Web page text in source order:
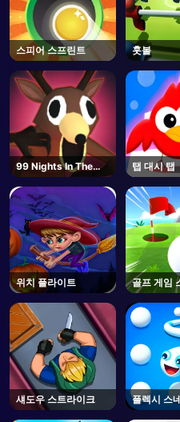
스피어 스프린트 훗볼
99 Nights In The
Forest - Unblocked
Online Game
탭 대시 탭
위치 플라이트 골프 게임
섀도우 스트라이크 플렉시 스